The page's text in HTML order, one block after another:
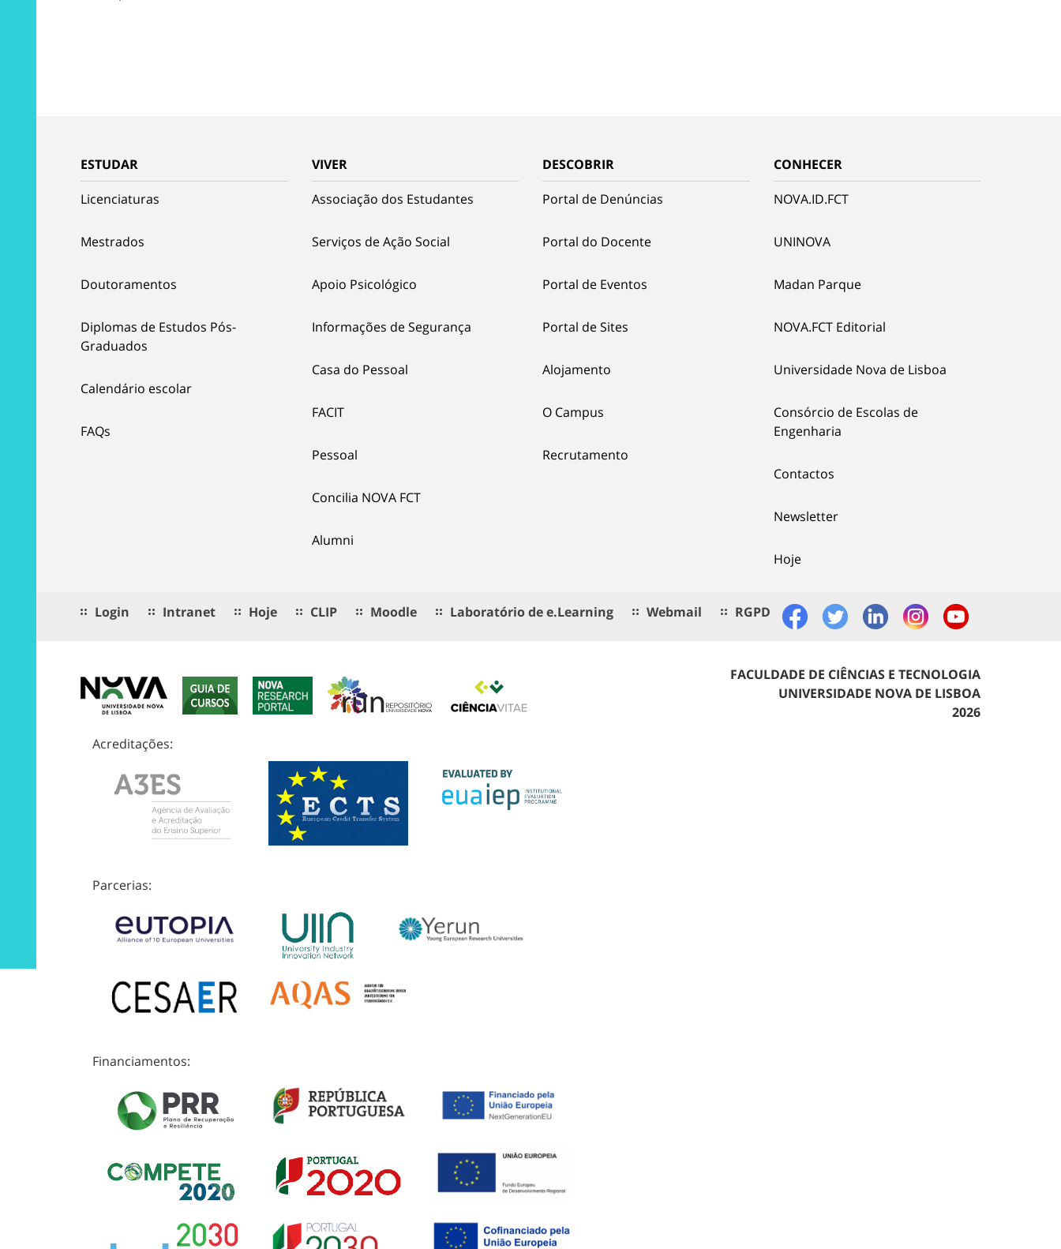
ESTUDAR
Licenciaturas
Mestrados
Doutoramentos
Diplomas de Estudos Pós-
Graduados
Calendário escolar
FAQs
VIVER
Associação dos Estudantes
Serviços de Ação Social
Apoio Psicológico
Informações de Segurança
Casa do Pessoal
FACIT
Pessoal
Concilia NOVA FCT
Alumni
DESCOBRIR
Portal de Denúncias
Portal do Docente
Portal de Eventos
Portal de Sites
Alojamento
O Campus
Recrutamento
CONHECER
NOVA.ID.FCT
UNINOVA
Madan Parque
NOVA.FCT Editorial
Universidade Nova de Lisboa
Consórcio de Escolas de
Engenharia
Contactos
Newsletter
Hoje
Login Intranet Hoje CLIP Moodle Laboratório de e.Learning Webmail RGPD
Acreditações:
Parcerias:
Financiamentos:
FACULDADE DE CIÊNCIAS E TECNOLOGIA
UNIVERSIDADE NOVA DE LISBOA
2026